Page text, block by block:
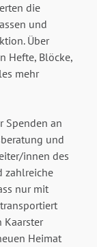
die
und
Über
Hefte, Blöcke,
mehr
Spenden an
und
innen des
zahlreiche
nur mit
Kaarster
Heimat